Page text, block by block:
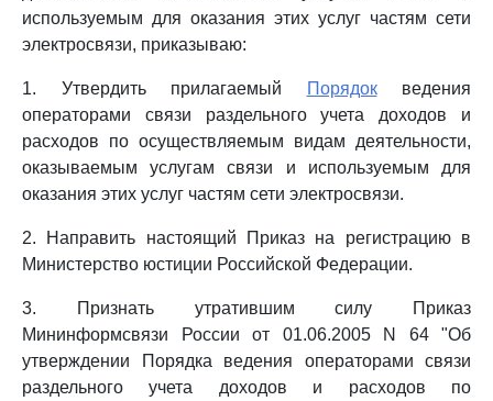
используемым для оказания этих услуг частям сети
электросвязи, приказываю:
1. Утвердить прилагаемый Порядокведения
операторами связи раздельного учета доходов и
расходов по осуществляемым видам деятельности,
оказываемым услугам связи и используемым для
оказания этих услуг частям сети электросвязи.
2. Направить настоящий Приказ на регистрацию в
Министерство юстиции Российской Федерации.
3. Признать утратившим силу Приказ
Мининформсвязи России от 01.06.2005 N 64 "Об
утверждении Порядка ведения операторами связи
раздельного учета доходов и расходов по